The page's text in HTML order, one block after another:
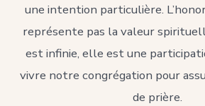
une intention particulière.
représente pas la valeur
est infinie, elle est une
vivre notre congrégation pour
de prière.